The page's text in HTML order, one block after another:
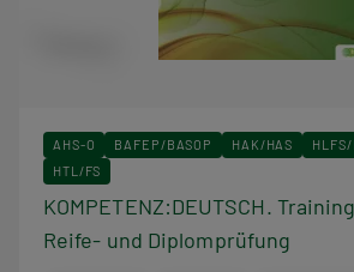
AHS-O BAFEP/BASOP HAK/HAS HLFS/
HTL/FS
KOMPETENZ:DEUTSCH.
Reife- und Diplomprüfung